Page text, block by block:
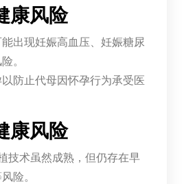
康风险
出现妊娠高血压、妊娠糖尿
。
防止代母因怀孕行为承受医
康风险
技术虽然成熟，但仍存在早
险。